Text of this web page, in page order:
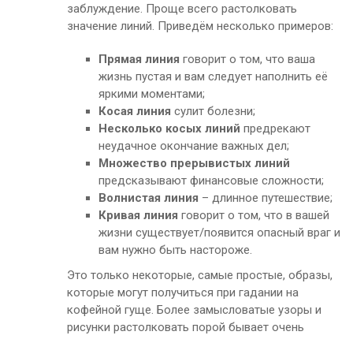
заблуждение. Проще всего растолковать
значение линий. Приведём несколько примеров:
Прямая линия говорит о том, что ваша
жизнь пустая и вам следует наполнить её
яркими моментами;
Косая линия сулит болезни;
Несколько косых линий предрекают
неудачное окончание важных дел;
Множество прерывистых линий
предсказывают финансовые сложности;
Волнистая линия – длинное путешествие;
Кривая линия говорит о том, что в вашей
жизни существует/появится опасный враг и
вам нужно быть настороже.
Это только некоторые, самые простые, образы,
которые могут получиться при гадании на
кофейной гуще. Более замысловатые узоры и
рисунки растолковать порой бывает очень